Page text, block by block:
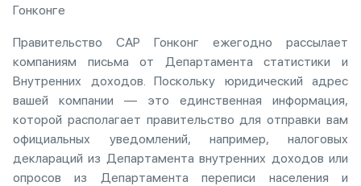
Гонконге
Правительство САР Гонконг ежегодно рассылает
компаниям письма от Департамента статистики и
Внутренних доходов. Поскольку юридический адрес
вашей компании — это единственная информация,
которой располагает правительство для отправки вам
официальных уведомлений, например, налоговых
деклараций из Департамента внутренних доходов или
опросов из Департамента переписи населения и